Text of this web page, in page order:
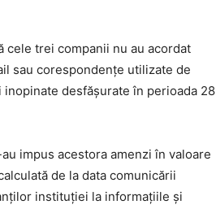
cele trei companii nu au acordat
sau corespondențe utilizate de
desfășurate în perioada 28
impus acestora amenzi în valoare
de la data comunicării
instituției la informațiile și